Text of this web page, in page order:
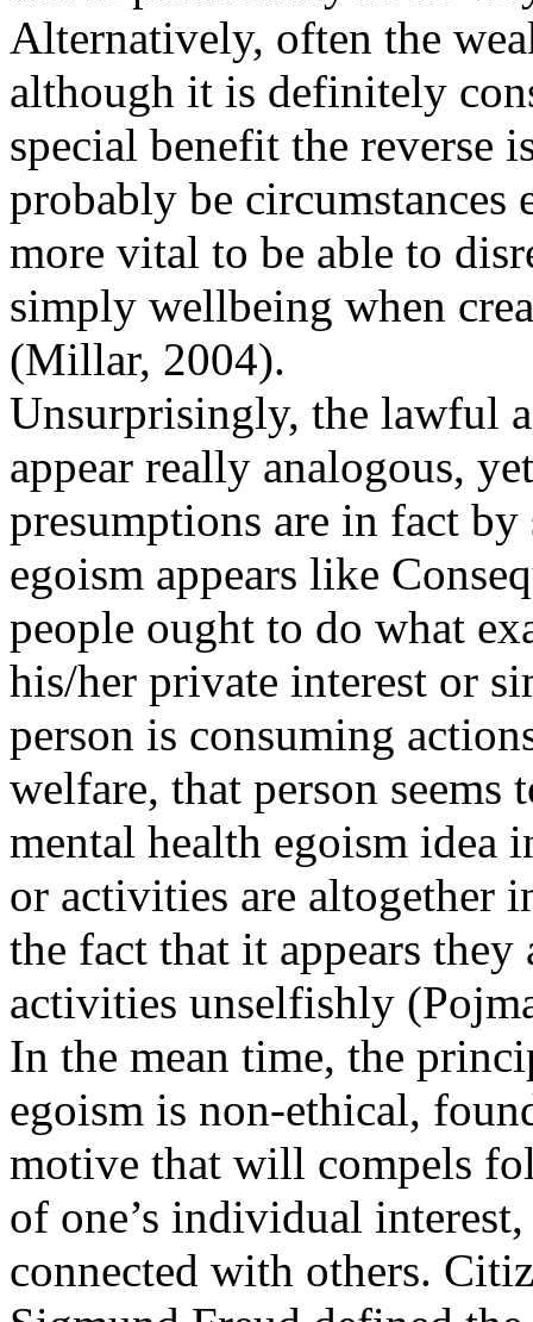
Alternatively, often the
although it is definitely
special benefit the reverse
probably be
more vital to be able to
simply wellbeing when
(Millar, 2004).
Unsurprisingly, the lawful
appear really analogous,
presumptions are in fact
egoism appears like
people ought to do what
his/her private interest or
person is consuming
welfare, that person seems
mental health egoism idea
or activities are altogether
the fact that it appears
activities unselfishly
In the mean time, the
egoism is non-ethical,
motive that will compels
of one’s individual
connected with others.